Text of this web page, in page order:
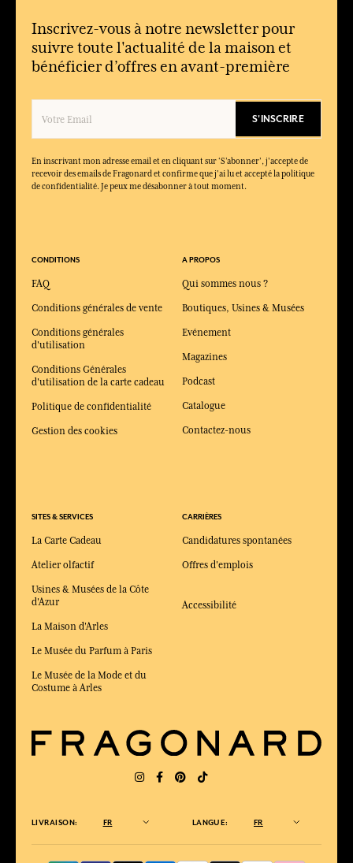
Inscrivez-vous à notre newsletter pour
suivre toute l'actualité de la maison et
bénéficier d’offres en avant-première
S'INSCRIRE
En inscrivant mon adresse email et en cliquant sur ‘S’abonner’, j'accepte de
recevoir des emails de Fragonard et confirme que j'ai lu et accepté la politique
de confidentialité. Je peux me désabonner à tout moment.
CONDITIONS
FAQ
Conditions générales de vente
Conditions générales
d'utilisation
Conditions Générales
d'utilisation de la carte cadeau
Politique de confidentialité
Gestion des cookies
SITES & SERVICES
La Carte Cadeau
Atelier olfactif
Usines & Musées de la Côte
d'Azur
La Maison d'Arles
Le Musée du Parfum à Paris
Le Musée de la Mode et du
Costume à Arles
A PROPOS
Qui sommes nous ?
Boutiques, Usines & Musées
Evénement
Magazines
Podcast
Catalogue
Contactez-nous
CARRIÈRES
Candidatures spontanées
Offres d'emplois
Accessibilité
LIVRAISON: FR LANGUE: FR